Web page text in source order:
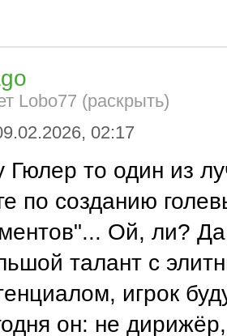
Lobo77 (раскрыть)
02:17
Гюлер то один из
по созданию
Ой, ли?
талант с
игрок
он: не